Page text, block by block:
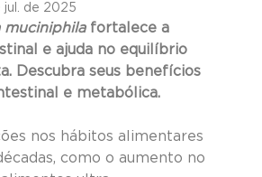
jul. de 2025
muciniphila fortalece a
e ajuda no equilíbrio
Descubra seus benefícios
e metabólica.
nos hábitos alimentares
como o aumento no